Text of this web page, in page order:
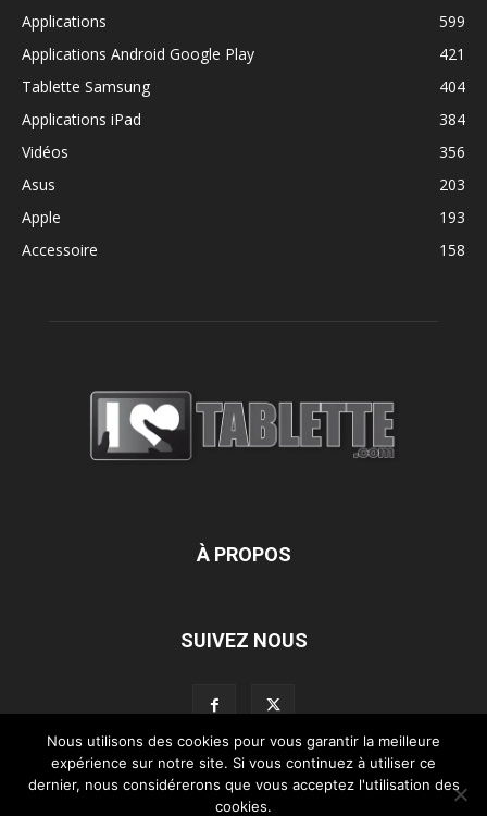
Applications
599
Applications Android Google Play
421
Tablette Samsung
404
Applications iPad
384
Vidéos
356
Asus
203
Apple
193
Accessoire
158
À PROPOS
SUIVEZ NOUS
L’équipe d’iLoveTablette.com Contactez-nous
Nos partenaires
Mentions légales
Nous utilisons des cookies pour vous garantir la meilleure
expérience sur notre site. Si vous continuez à utiliser ce
dernier, nous considérerons que vous acceptez l'utilisation des
cookies.